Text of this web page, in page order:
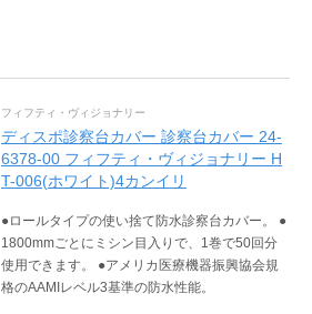
フィフティ・ヴィジョナリー
ディスポ診察台カバー 診察台カバー 24-
6378-00 フィフティ・ヴィジョナリー H
T-006(ホワイト)4カンイリ
●ロールタイプの使い捨て防水診察台カバー。 ●
1800mmごとにミシン目入りで、1巻で50回分
使用できます。 ●アメリカ医療機器振興協会規
格のAAMIレベル3基準の防水性能。